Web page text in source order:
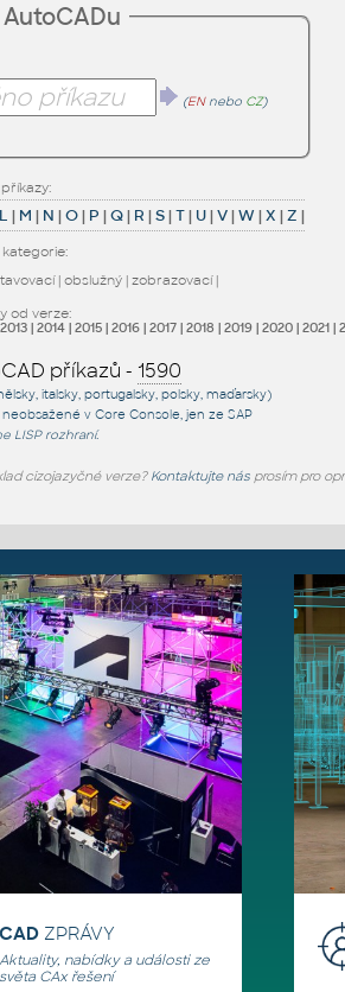
(ENnebo CZ)
L | M | N |O| P |Q| R |S|T| U|V|W|X |Z |
| obslužný| zobrazovací|
od verze:
2013| 2014| 2015| 2016| 2017| 2018 | 2019| 2020| 2021|
příkazů - 1590
italsky, portugalsky, polsky, maďarsky)
neobsažené v Core Console, jenze SAP
LISP rozhraní.
cizojazyčné verze? Kontaktujte násprosím pro
CAD ZPRÁVY
Aktuality, nabídky a události ze
světa CAx řešení